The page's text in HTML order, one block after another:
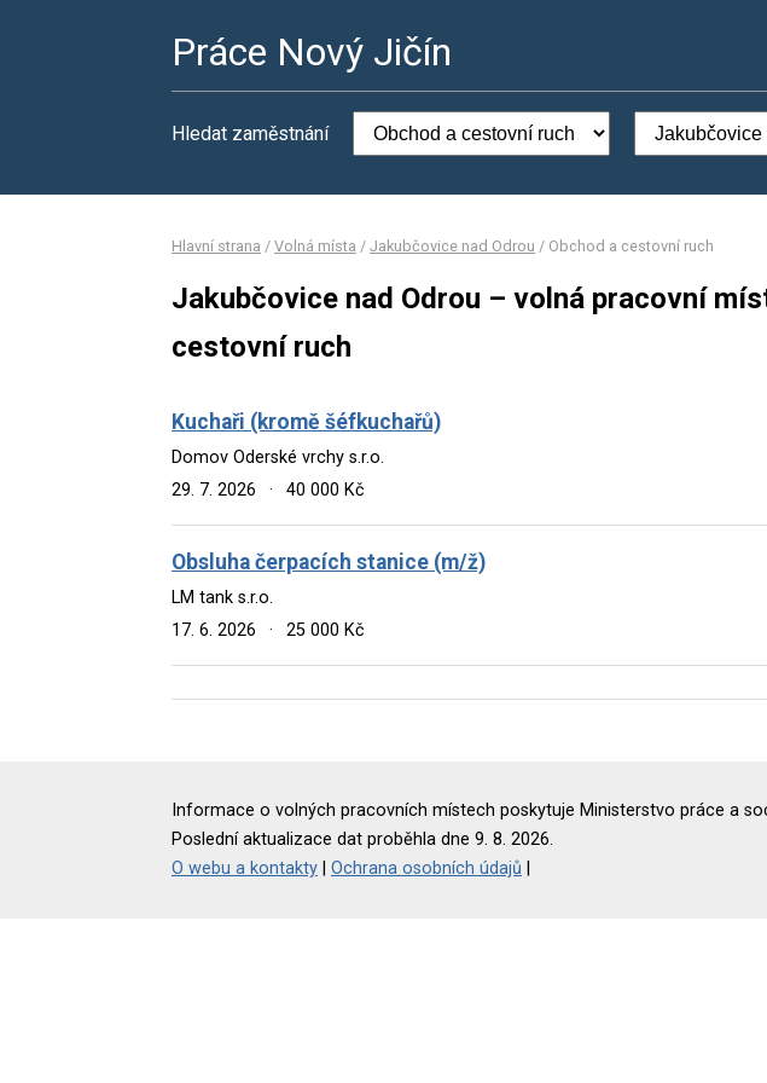
Práce Nový Jičín
Hledat zaměstnání
Hlavní strana / Volná místa / Jakubčovice nad Odrou / Obchod a cestovní ruch
Jakubčovice nad Odrou – volná pracovní
cestovní ruch
Kuchaři (kromě šéfkuchařů)
Domov Oderské vrchy s.r.o.
29. 7. 2026
· 40 000 Kč
Obsluha čerpacích stanice (m/ž)
LM tank s.r.o.
17. 6. 2026
· 25 000 Kč
Informace o volných pracovních místech poskytuje Ministerstvo práce a
Poslední aktualizace dat proběhla dne 9. 8. 2026.
O webu a kontakty
Ochrana osobních údajů